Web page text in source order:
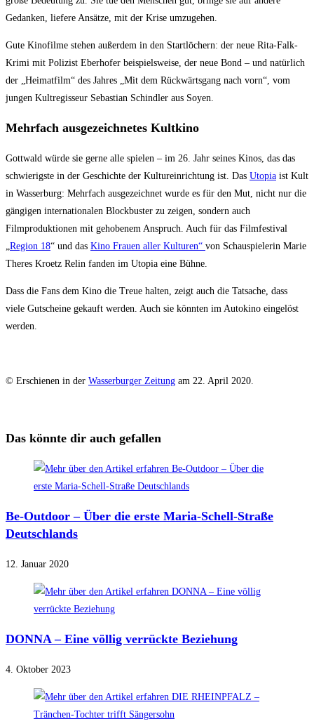
Gedanken, liefere Ansätze, mit der Krise umzugehen.
Gute Kinofilme stehen außerdem in den Startlöchern: der neue Rita-Falk-
Krimi mit Polizist Eberhofer beispielsweise, der neue Bond – und natürlich
der „Heimatfilm“ des Jahres „Mit dem Rückwärtsgang nach vorn“, vom
jungen Kultregisseur Sebastian Schindler aus Soyen.
Mehrfach ausgezeichnetes Kultkino
Gottwald würde sie gerne alle spielen – im 26. Jahr seines Kinos, das das
schwierigste in der Geschichte der Kultureinrichtung ist. Das Utopia ist Kult
in Wasserburg: Mehrfach ausgezeichnet wurde es für den Mut, nicht nur die
gängigen internationalen Blockbuster zu zeigen, sondern auch
Filmproduktionen mit gehobenem Anspruch. Auch für das Filmfestival
„Region 18“ und das Kino Frauen aller Kulturen“ von Schauspielerin Marie
Theres Kroetz Relin fanden im Utopia eine Bühne.
Dass die Fans dem Kino die Treue halten, zeigt auch die Tatsache, dass
viele Gutscheine gekauft werden. Auch sie könnten im Autokino eingelöst
werden.
© Erschienen in der Wasserburger Zeitung am 22. April 2020.
Das könnte dir auch gefallen
Be-Outdoor – Über die erste Maria-Schell-Straße
Deutschlands
12. Januar 2020
DONNA – Eine völlig verrückte Beziehung
4. Oktober 2023